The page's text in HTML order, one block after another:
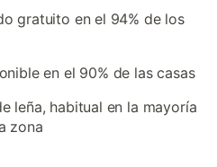
gratuito en el 94% de los
en el 90% de las casas
leña, habitual en la mayoría
zona